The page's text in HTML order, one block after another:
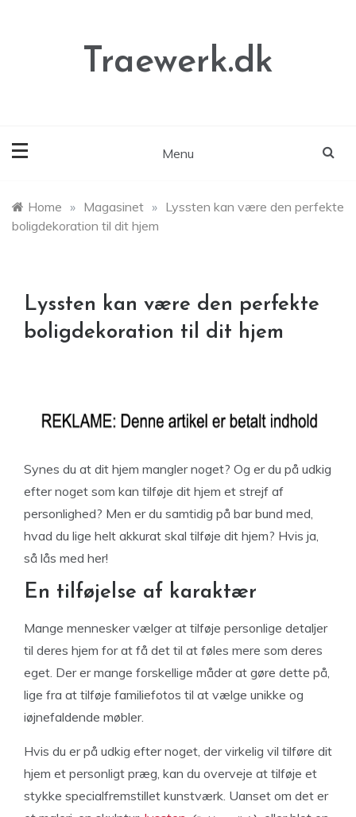
Traewerk.dk
Menu
Home » Magasinet » Lyssten kan være den perfekte
boligdekoration til dit hjem
Lyssten kan være den perfekte
boligdekoration til dit hjem
Synes du at dit hjem mangler noget? Og er du på udkig
efter noget som kan tilføje dit hjem et strejf af
personlighed? Men er du samtidig på bar bund med,
hvad du lige helt akkurat skal tilføje dit hjem? Hvis ja,
så lås med her!
En tilføjelse af karaktær
Mange mennesker vælger at tilføje personlige detaljer
til deres hjem for at få det til at føles mere som deres
eget. Der er mange forskellige måder at gøre dette på,
lige fra at tilføje familiefotos til at vælge unikke og
iøjnefaldende møbler.
Hvis du er på udkig efter noget, der virkelig vil tilføre dit
hjem et personligt præg, kan du overveje at tilføje et
stykke specialfremstillet kunstværk. Uanset om det er